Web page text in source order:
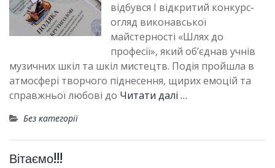
відбувся І відкритий конкурс-
огляд виконавської
майстерності «Шлях до
професії», який об’єднав учнів
музичних шкіл та шкіл мистецтв. Подія пройшла в
атмосфері творчого піднесення, щирих емоцій та
справжньої любові до Читати далі …
Без категорії
Вітаємо!!!